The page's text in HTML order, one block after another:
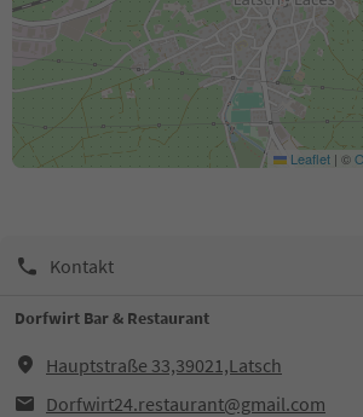
Leaflet | ©
Kontakt
Dorfwirt Bar & Restaurant
Hauptstraße 33,39021,Latsch
Dorfwirt24.restaurant@gmail.com